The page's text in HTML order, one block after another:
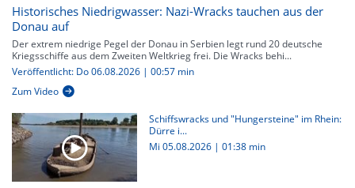
Historisches Niedrigwasser: Nazi-Wracks tauchen aus der
Donau auf
Der extrem niedrige Pegel der Donau in Serbien legt rund 20 deutsche
Kriegsschiffe aus dem Zweiten Weltkrieg frei. Die Wracks behi...
Veröffentlicht: Do 06.08.2026 | 00:57 min
Zum Video
Schiffswracks und "Hungersteine" im Rhein:
Dürre i...
Mi 05.08.2026 | 01:38 min